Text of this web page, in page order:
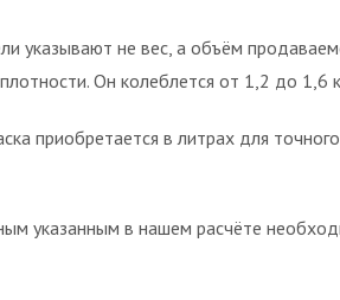
указывают не вес, а объём
Он колеблется от 1,2 до 1,6
приобретается в литрах для
указанным в нашем расчёте